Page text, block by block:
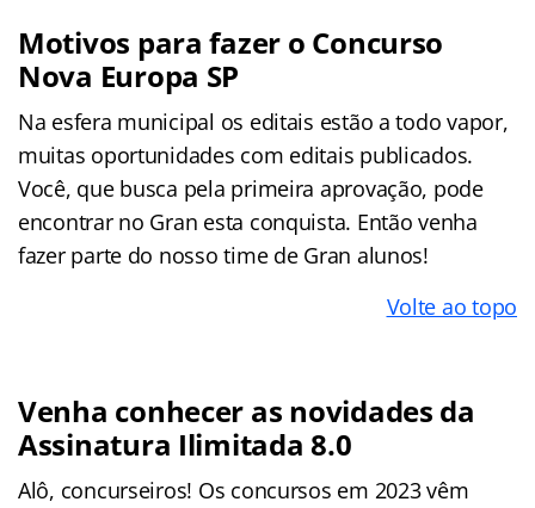
Motivos para fazer o Concurso
Nova Europa SP
Na esfera municipal os editais estão a todo vapor,
muitas oportunidades com editais publicados.
Você, que busca pela primeira aprovação, pode
encontrar no Gran esta conquista. Então venha
fazer parte do nosso time de Gran alunos!
Volte ao topo
Venha conhecer as novidades da
Assinatura Ilimitada 8.0
Alô, concurseiros! Os concursos em 2023 vêm